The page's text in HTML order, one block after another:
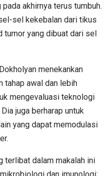
akhirnya terus tumbuh.
sel kekebalan dari tikus
tumor yang dibuat dari sel
menekankan
tahap awal dan lebih
mengevaluasi teknologi
juga berharap untuk
yang dapat memodulasi
terlibat dalam makalah ini